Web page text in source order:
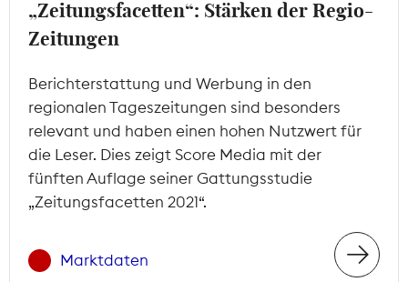
Mitgliederbereich
„Zeitungsfacetten“: Stärken der Regio-
Zeitungen
Berichterstattung und Werbung in den
regionalen Tageszeitungen sind besonders
relevant und haben einen hohen Nutzwert für
die Leser. Dies zeigt Score Media mit der
fünften Auflage seiner Gattungsstudie
„Zeitungsfacetten 2021“.
Marktdaten